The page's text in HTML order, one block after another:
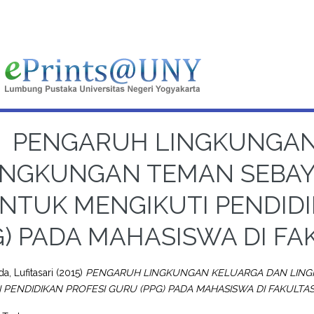
PENGARUH
TEMAN
MENGIKUTI
PADA MAHASISWA DI
Lufitasari (2015) PENGARUH LINGKUNGAN KELUARGA DAN
PROFESI GURU (PPG) PADA MAHASISWA DI